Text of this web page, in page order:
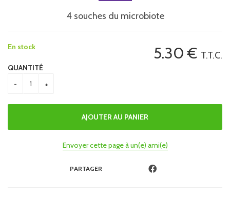
4 souches du microbiote
5.30€ T.T.C.
En stock
QUANTITÉ
Envoyer cette page à un(e) ami(e)
PARTAGER